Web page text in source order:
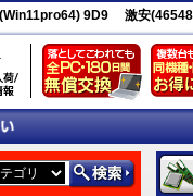
(Win11pro64) 9D9 激安